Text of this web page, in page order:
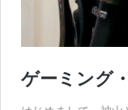
ゲーミング